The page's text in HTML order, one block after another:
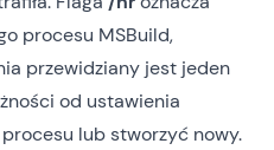
procesu MSBuild,
przewidziany jest jeden
od ustawienia
lub stworzyć nowy.